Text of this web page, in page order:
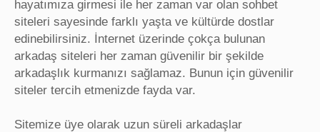
hayatımıza girmesi ile her zaman var olan sohbet
siteleri sayesinde farklı yaşta ve kültürde dostlar
edinebilirsiniz. İnternet üzerinde çokça bulunan
arkadaş siteleri her zaman güvenilir bir şekilde
arkadaşlık kurmanızı sağlamaz. Bunun için güvenilir
siteler tercih etmenizde fayda var.
Sitemize üye olarak uzun süreli arkadaşlar